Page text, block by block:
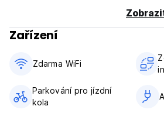
Zařízení
Zdarma WiFi
Parkování pro jízdní
kola